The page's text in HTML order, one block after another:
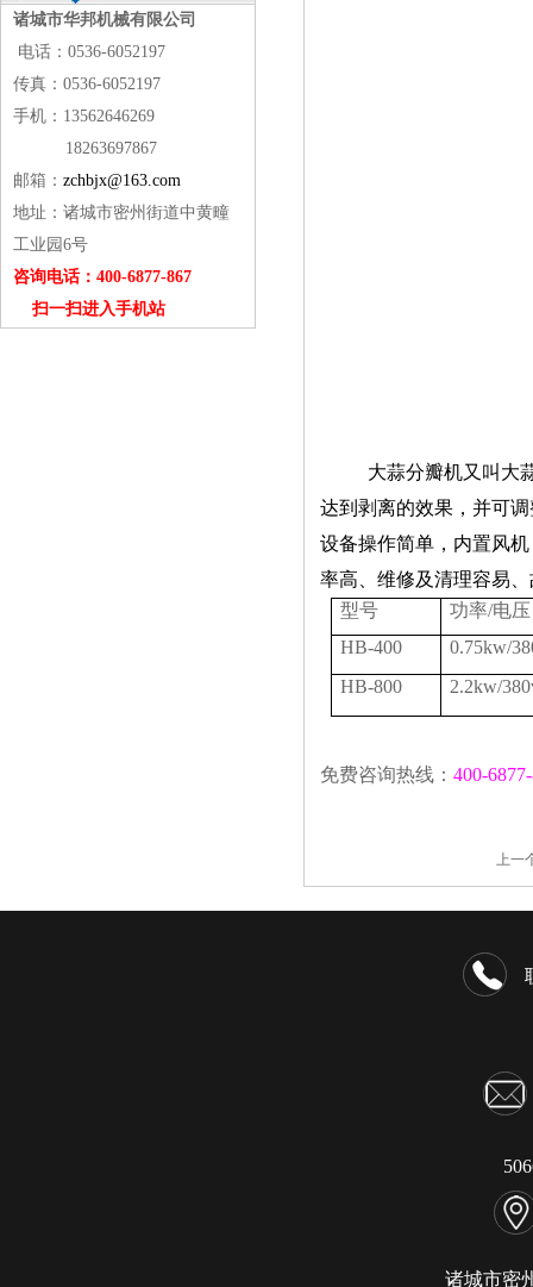
诸城市华邦机械有限公司
电话：0536-6052197
传真：0536-6052197
手机：13562646269
18263697867
邮箱： zchbjx@163.com
地址：诸城市密州街道中黄疃
工业园6号
咨询电话：400-6877-867
扫一扫进入手机站
大蒜分瓣机又叫大
达到剥离的效果，并可
设备操作简单，内置风
率高、维修及清理容易
型号
功率/电压
HB-400
0.75kw/
HB-800
2.2kw/
免费咨询热线： 400-
上一
诸城市密